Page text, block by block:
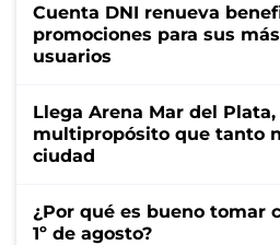
Cuenta DNI renueva
promociones para sus
usuarios
Llega Arena Mar del
multipropósito que tanto
ciudad
¿Por qué es bueno tomar
1º de agosto?